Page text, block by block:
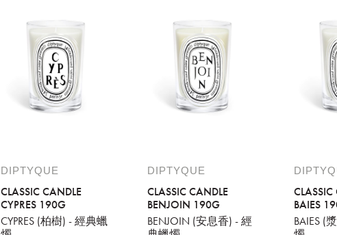
DIPTYQUE
CLASSIC CANDLE
CYPRES 190G
CYPRES (柏樹) - 經典蠟
DIPTYQUE
CLASSIC CANDLE
BENJOIN 190G
BENJOIN (安息香) - 經
BAIES
BAIES (